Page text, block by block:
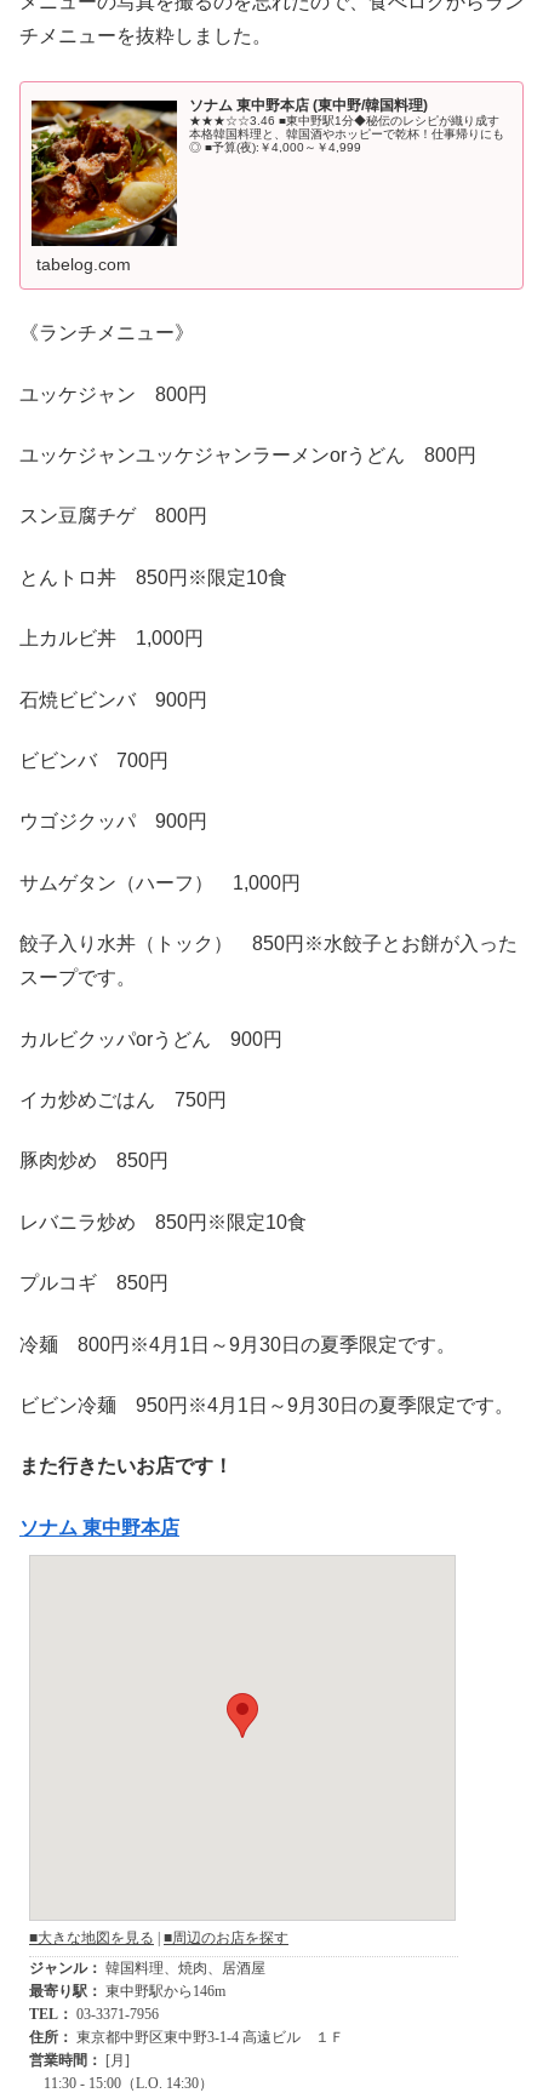
チメニューを抜粋しました。
ソナム 東中野本店 (東中野/韓国料理)
★★★☆☆3.46 ■東中野駅1分◆秘伝のレシピが織り成す
本格韓国料理と、韓国酒やホッピーで乾杯！仕事帰りにも
◎ ■予算(夜):￥4,000～￥4,999
tabelog.com
《ランチメニュー》
ユッケジャン 800円
ユッケジャンユッケジャンラーメンorうどん 800円
スン豆腐チゲ 800円
とんトロ丼 850円※限定10食
上カルビ丼 1,000円
石焼ビビンバ 900円
ビビンバ 700円
ウゴジクッパ 900円
サムゲタン（ハーフ） 1,000円
餃子入り水丼（トック） 850円※水餃子とお餅が入った
スープです。
カルビクッパorうどん 900円
イカ炒めごはん 750円
豚肉炒め 850円
レバニラ炒め 850円※限定10食
プルコギ 850円
冷麺 800円※4月1日～9月30日の夏季限定です。
ビビン冷麺 950円※4月1日～9月30日の夏季限定です。
また行きたいお店です！
ソナム 東中野本店